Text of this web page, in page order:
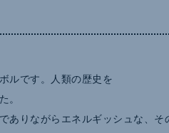
ルです。人類の歴史を
。
ありながらエネルギッシュな、